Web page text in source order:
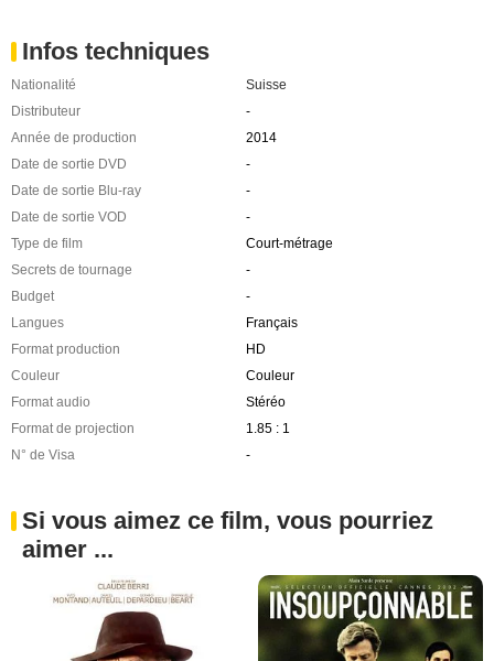
Infos techniques
Nationalité
Suisse
Distributeur
-
Année de production
2014
Date de sortie DVD
-
Date de sortie Blu-ray
-
Date de sortie VOD
-
Type de film
Court-métrage
Secrets de tournage
-
Budget
-
Langues
Français
Format production
HD
Couleur
Couleur
Format audio
Stéréo
Format de projection
1.85 : 1
N° de Visa
-
Si vous aimez ce film, vous pourriez
aimer ...